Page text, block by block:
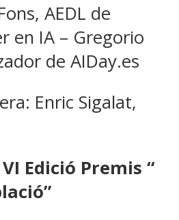
AEDL de
en IA – Gregorio
de AIDay.es
Enric Sigalat,
Edició Premis “